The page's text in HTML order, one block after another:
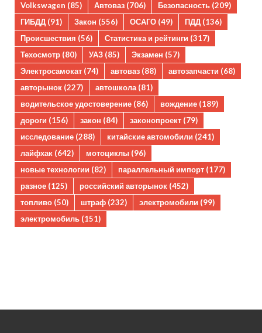
Volkswagen (85) Автоваз (706) Безопасность (209)
ГИБДД (91) Закон (556) ОСАГО (49) ПДД (136)
Происшествия (56) Статистика и рейтинги (317)
Техосмотр (80) УАЗ (85) Экзамен (57)
Электросамокат (74) автоваз (88) автозапчасти (68)
авторынок (227) автошкола(81)
водительское удостоверение (86) вождение (189)
дороги (156) закон (84) законопроект (79)
исследование (288) китайские автомобили (241)
лайфхак (642) мотоциклы (96)
новые технологии (82) параллельный импорт (177)
разное (125) российский авторынок (452)
топливо (50) штраф (232) электромобили (99)
электромобиль (151)